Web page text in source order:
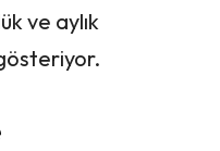
ve aylık